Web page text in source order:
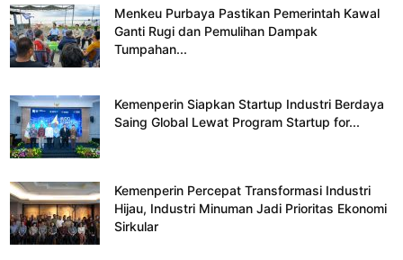
Menkeu Purbaya Pastikan Pemerintah Kawal
Ganti Rugi dan Pemulihan Dampak
Tumpahan...
Kemenperin Siapkan Startup Industri Berdaya
Saing Global Lewat Program Startup for...
Kemenperin Percepat Transformasi Industri
Hijau, Industri Minuman Jadi Prioritas Ekonomi
Sirkular